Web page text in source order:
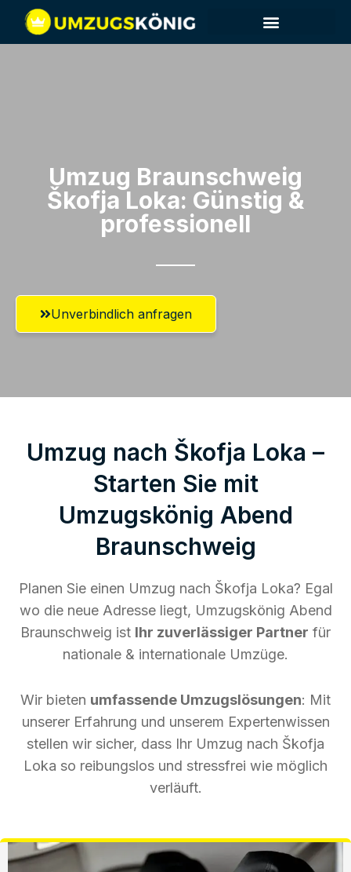
Umzug Braunschweig​
Škofja Loka: Günstig &
professionell​
Unverbindlich anfragen
Umzug nach Škofja Loka –
Starten Sie mit
Umzugskönig Abend
Braunschweig
Planen Sie einen Umzug nach Škofja Loka? Egal
wo die neue Adresse liegt, Umzugskönig Abend
Braunschweig ist Ihr zuverlässiger Partner für
nationale & internationale Umzüge.
Wir bieten umfassende Umzugslösungen: Mit
unserer Erfahrung und unserem Expertenwissen
stellen wir sicher, dass Ihr Umzug nach Škofja
Loka so reibungslos und stressfrei wie möglich
verläuft.